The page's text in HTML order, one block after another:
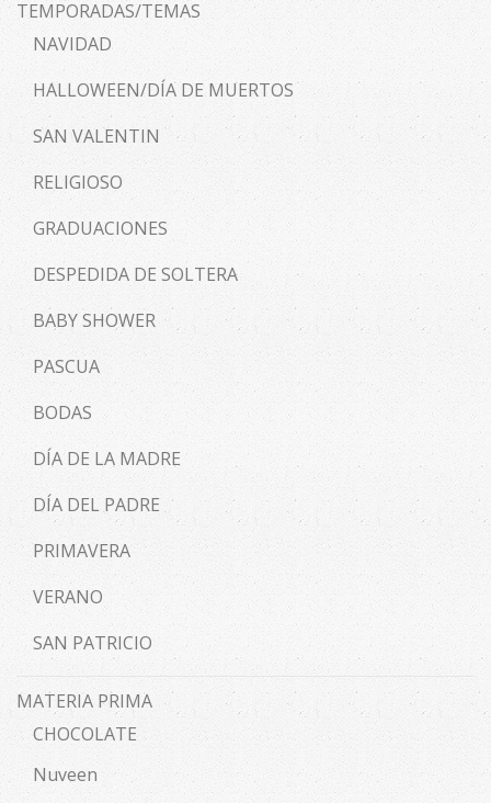
TEMPORADAS/TEMAS
NAVIDAD
HALLOWEEN/DÍA DE MUERTOS
SAN VALENTIN
RELIGIOSO
GRADUACIONES
DESPEDIDA DE SOLTERA
BABY SHOWER
PASCUA
BODAS
DÍA DE LA MADRE
DÍA DEL PADRE
PRIMAVERA
VERANO
SAN PATRICIO
MATERIA PRIMA
CHOCOLATE
Nuveen